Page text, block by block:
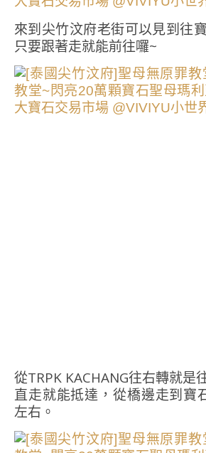
來到尖竹汶府老街可以見到往
只要跟著走就能前往囉~
從TRPK KACHANG往右轉就是
直走就能抵達，從橋邊走到寶
左右。